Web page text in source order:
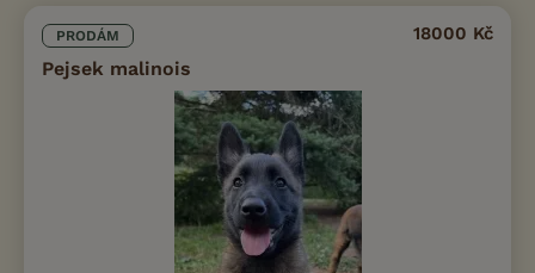
PRODÁM
Pejsek malinois
18000 Kč